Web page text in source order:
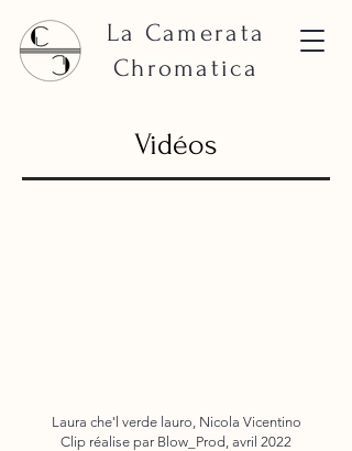
La Camerata
Chromatica
Vidéos
Laura che'l verde lauro, Nicola Vicentino
Clip réalise par Blow_Prod, avril 2022